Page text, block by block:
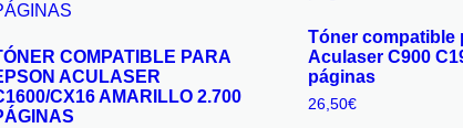
COMPATIBLE PARA
ACULASER
CX16 AMARILLO 2.700
Tóner compatible
Aculaser C900
páginas
26,50€